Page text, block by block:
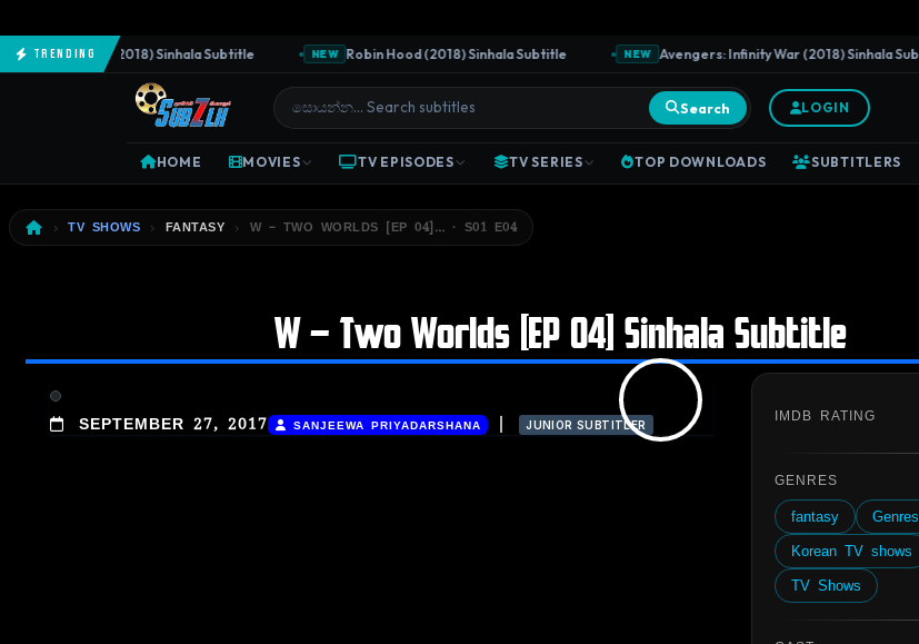
Trending
Predator (2018) Sinhala Subtitle NEW Robin Hood (2018) Sinhala Subtitle NEW Avengers: Infinity War (2018) Sinhala Subtitle
Search LOGIN
HOME MOVIES TV EPISODES TV SERIES TOP DOWNLOADS SUBTITLERS
TV SHOWS FANTASY W – TWO WORLDS [EP 04]… · S01 E04
W – Two Worlds [EP 04] Sinhala Subtitle
SEPTEMBER 27, 2017 SANJEEWA PRIYADARSHANA JUNIOR SUBTITLER
IMDB RATING
GENRES
fantasy
Genres
Korean TV shows
TV Shows